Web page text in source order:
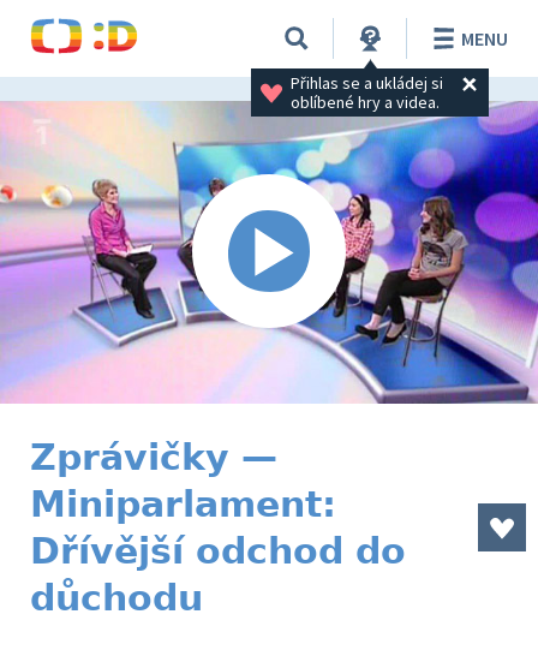
Přihlas se a ukládej si
oblíbené hry a videa.
MENU
Zprávičky —
Miniparlament:
Dřívější odchod do
důchodu